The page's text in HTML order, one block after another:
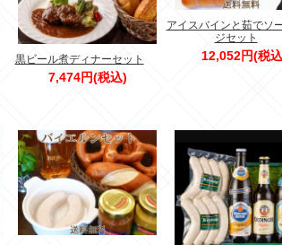
黒ビール煮ディナーセット
7,474円(税込)
アイスバインと茹でソ
ジセット
12,052円(税